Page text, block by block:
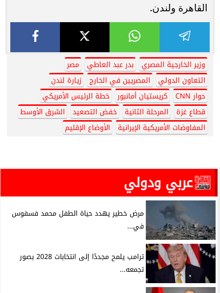
القاهرة ولندن.
وزير الخارجية المصري بدر عبد العاطي
مصر
التعاون الدولي
المصريين في الخارج
زيارة لندن
حوار CNN
كريستيان أمانبور
خطة الرئيس الأمريكي
قطاع غزة
المرحلة الثانية خفض التصعيد
الشرق الأوسط
المفاوضات الأمريكية الإيرانية
الأوضاع الإقليم
عربي ودولي
مرض خطير يهدد حياة الطفل محمد فسفوس
في...
ترامب يلمح مجددًا إلى انتخابات 2028 بصور
تجمعه...